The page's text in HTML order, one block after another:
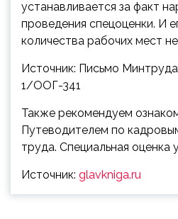
устанавливается за факт
проведения спецоценки. И
количества рабочих мест
Источник: Письмо
1/ООГ-341
Также рекомендуем
Путеводителем по
труда. Специальная оценка
Источник: glavkniga.ru